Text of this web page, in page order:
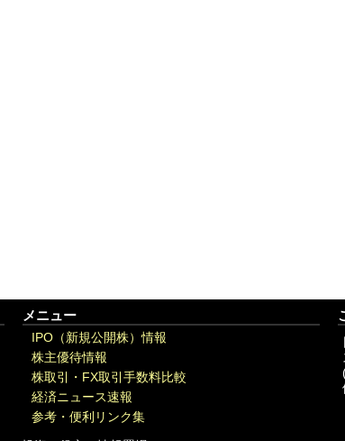
メニュー
IPO（新規公開株）情報
株主優待情報
株取引・FX取引手数料比較
経済ニュース速報
参考・便利リンク集